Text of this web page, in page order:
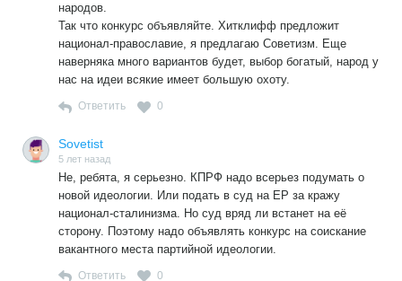
народов.
Так что конкурс объявляйте. Хитклифф предложит
национал-православие, я предлагаю Советизм. Еще
наверняка много вариантов будет, выбор богатый, народ у
нас на идеи всякие имеет большую охоту.
Ответить 0
Sovetist
5 лет назад
Не, ребята, я серьезно. КПРФ надо всерьез подумать о
новой идеологии. Или подать в суд на ЕР за кражу
национал-сталинизма. Но суд вряд ли встанет на её
сторону. Поэтому надо объявлять конкурс на соискание
вакантного места партийной идеологии.
Ответить 0